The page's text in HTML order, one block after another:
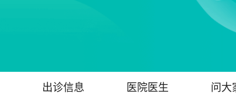
出诊信息 医院医生 问大